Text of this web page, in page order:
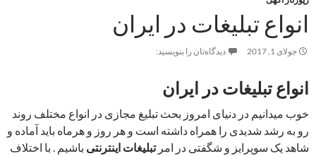
انواع تبلیغات در ایران
جولای 1, 2017 دیدگاه‌تان را بنویسید:
انواع تبلیغات در ایران
خوب میدانیم در دنیای امروز بحث تبلیغ مجازی در انواع مختلف روند
رو به رشد شدیدی را همراه داشته است و هر روز و هرماه باید آماده و
شاهد یک سوپرایز و شگفتی در امرتبلیغات اینترنتی باشیم . با اختلاف